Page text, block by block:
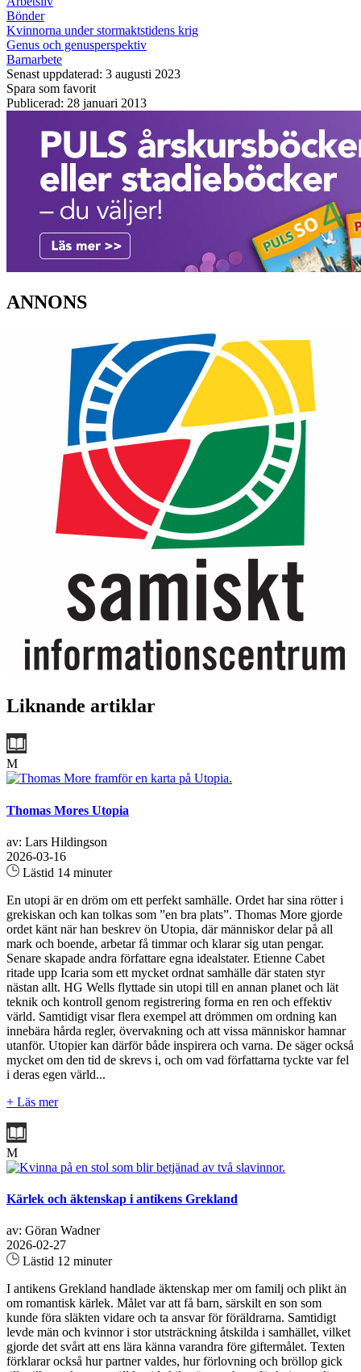
Bönder
Kvinnorna under stormaktstidens krig
Genus och genusperspektiv
Barnarbete
Senast uppdaterad: 3 augusti 2023
Spara som favorit
Publicerad: 28 januari 2013
ANNONS
Liknande artiklar
M
Thomas Mores Utopia
av: Lars Hildingson
2026-03-16
Lästid 14 minuter
En utopi är en dröm om ett perfekt samhälle. Ordet har sina rötter i
grekiskan och kan tolkas som ”en bra plats”. Thomas More gjorde
ordet känt när han beskrev ön Utopia, där människor delar på all
mark och boende, arbetar få timmar och klarar sig utan pengar.
Senare skapade andra författare egna idealstater. Etienne Cabet
ritade upp Icaria som ett mycket ordnat samhälle där staten styr
nästan allt. HG Wells flyttade sin utopi till en annan planet och lät
teknik och kontroll genom registrering forma en ren och effektiv
värld. Samtidigt visar flera exempel att drömmen om ordning kan
innebära hårda regler, övervakning och att vissa människor hamnar
utanför. Utopier kan därför både inspirera och varna. De säger också
mycket om den tid de skrevs i, och om vad författarna tyckte var fel
i deras egen värld...
+ Läs mer
M
Kärlek och äktenskap i antikens Grekland
av: Göran Wadner
2026-02-27
Lästid 12 minuter
I antikens Grekland handlade äktenskap mer om familj och plikt än
om romantisk kärlek. Målet var att få barn, särskilt en son som
kunde föra släkten vidare och ta ansvar för föräldrarna. Samtidigt
levde män och kvinnor i stor utsträckning åtskilda i samhället, vilket
gjorde det svårt att ens lära känna varandra före giftermålet. Texten
förklarar också hur partner valdes, hur förlovning och bröllop gick